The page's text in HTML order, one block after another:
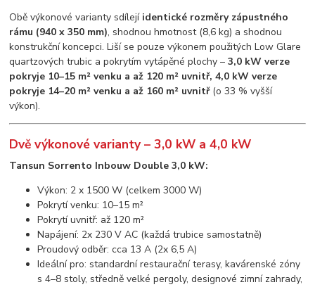
Obě výkonové varianty sdílejí identické rozměry zápustného
rámu (940 x 350 mm), shodnou hmotnost (8,6 kg) a shodnou
konstrukční koncepci. Liší se pouze výkonem použitých Low Glare
quartzových trubic a pokrytím vytápěné plochy –3,0 kW verze
pokryje 10–15 m² venku a až 120 m² uvnitř, 4,0 kW verze
pokryje 14–20 m² venku a až 160 m² uvnitř(o 33 % vyšší
výkon).
Dvě výkonové varianty – 3,0 kW a 4,0 kW
Tansun Sorrento Inbouw Double 3,0 kW:
Výkon: 2 x 1500 W (celkem 3000 W)
Pokrytí venku: 10–15 m²
Pokrytí uvnitř: až 120 m²
Napájení: 2x 230 V AC (každá trubice samostatně)
Proudový odběr: cca 13 A (2x 6,5 A)
Ideální pro: standardní restaurační terasy, kavárenské zóny
s 4–8 stoly, středně velké pergoly, designové zimní zahrady,